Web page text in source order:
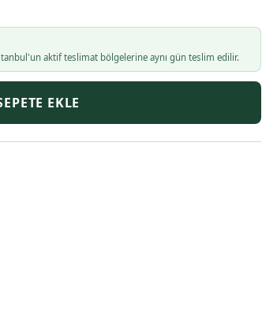
aktif teslimat bölgelerine aynı gün teslim edilir.
EKLE